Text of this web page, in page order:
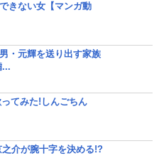
きない女【マンガ動
・元輝を送り出す家族
...
てみた!しんごちん
介が腕十字を決める!?